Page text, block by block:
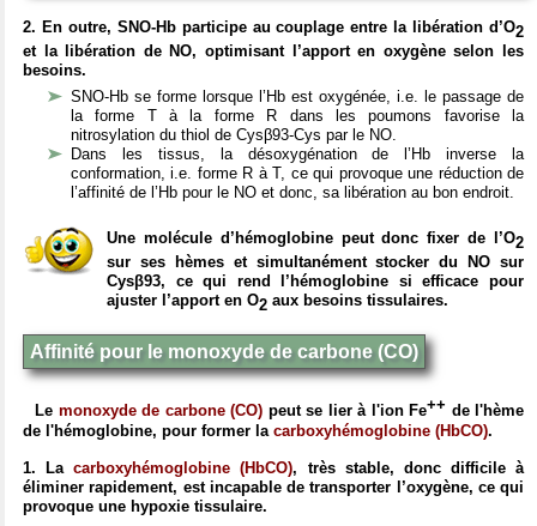
2. En outre, SNO-Hb participe au couplage entre la libération d’O2
et la libération de NO, optimisant l’apport en oxygène selon les
besoins.
SNO-Hb se forme lorsque l’Hb est oxygénée, i.e. le passage de
la forme T à la forme R dans les poumons favorise la
nitrosylation du thiol de Cysβ93-Cys par le NO.
Dans les tissus, la désoxygénation de l’Hb inverse la
conformation, i.e. forme R à T, ce qui provoque une réduction de
l’affinité de l’Hb pour le NO et donc, sa libération au bon endroit.
Une molécule d’hémoglobine peut donc fixer de l’O2
sur ses hèmes et simultanément stocker du NO sur
Cysβ93, ce qui rend l’hémoglobine si efficace pour
ajuster l’apport en O2 aux besoins tissulaires.
Affinité pour le monoxyde de carbone (CO)
Le monoxyde de carbone (CO) peut se lier à l'ion Fe++ de l'hème
de l'hémoglobine, pour former la carboxyhémoglobine (HbCO).
1. Lacarboxyhémoglobine (HbCO), très stable, donc difficile à
éliminer rapidement, est incapable de transporter l’oxygène, ce qui
provoque une hypoxie tissulaire.